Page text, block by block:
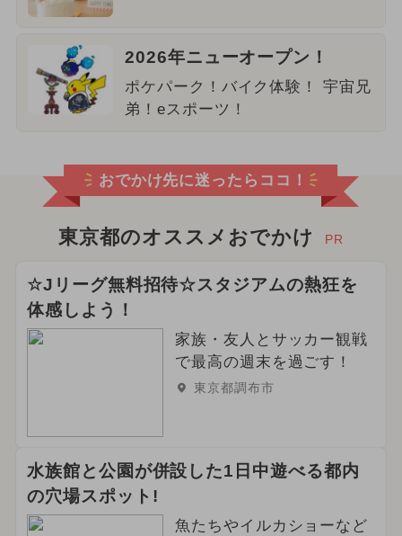
2026年ニューオープン！
ポケパーク！バイク体験！ 宇宙兄
弟！eスポーツ！
おでかけ先に迷ったらココ！
東京都のオススメおでかけ PR
☆Jリーグ無料招待☆スタジアムの熱狂を
体感しよう！
家族・友人とサッカー観戦
で最高の週末を過ごす！
東京都調布市
水族館と公園が併設した1日中遊べる都内
の穴場スポット!
魚たちやイルカショーなど